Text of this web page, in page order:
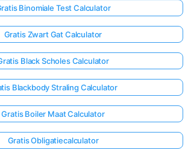
Binomiale Test Calculator
Gratis Zwart Gat Calculator
Black Scholes Calculator
Blackbody Straling Calculator
Gratis Boiler Maat Calculator
Gratis Obligatiecalculator